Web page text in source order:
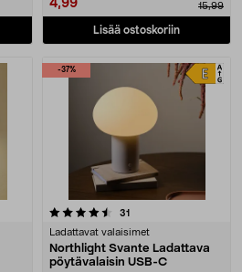
4,99 15,99
Lisää ostoskoriin
-37%
31
Ladattavat valaisimet
Northlight Svante Ladattava
pöytävalaisin USB-C